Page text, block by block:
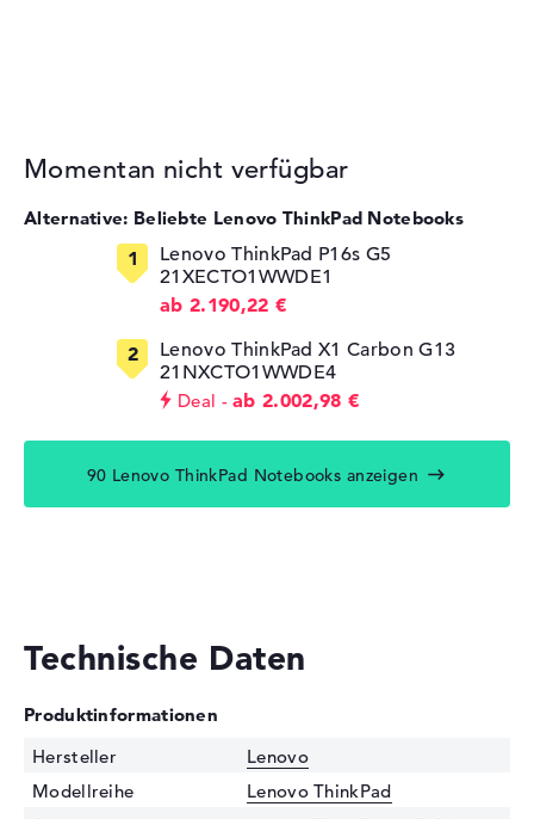
Momentan nicht verfügbar
Alternative: Beliebte Lenovo ThinkPad Notebooks
Lenovo ThinkPad P16s G5
21XECTO1WWDE1
ab 2.190,22 €
Lenovo ThinkPad X1 Carbon G13
21NXCTO1WWDE4
Deal ab 2.002,98 €
90 Lenovo ThinkPad Notebooks anzeigen
Technische Daten
Produktinformationen
Hersteller
Lenovo
Modellreihe
Lenovo ThinkPad